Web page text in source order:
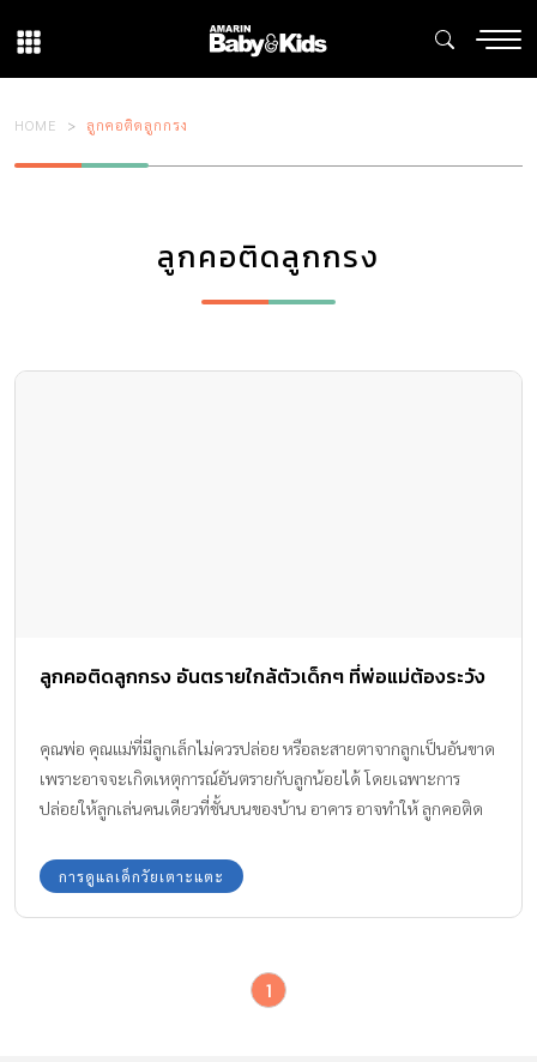
HOME ลูกคอติดลูกกรง
ลูกคอติดลูกกรง
ลูกคอติดลูกกรง อันตรายใกล้ตัวเด็กๆ ที่พ่อแม่ต้องระวัง
คุณพ่อ คุณแม่ที่มีลูกเล็กไม่ควรปล่อย หรือละสายตาจากลูกเป็นอันขาด
เพราะอาจจะเกิดเหตุการณ์อันตรายกับลูกน้อยได้ โดยเฉพาะการ
ปล่อยให้ลูกเล่นคนเดียวที่ชั้นบนของบ้าน อาคาร อาจทำให้ ลูกคอติด
การดูแลเด็กวัยเตาะแตะ
1